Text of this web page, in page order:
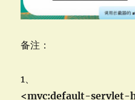
备注：
1、
<mvc:default-servlet-